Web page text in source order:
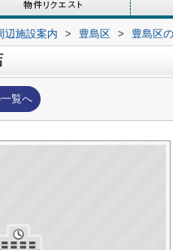
辺施設案内 > 豊島区 > 豊島区
覧へ